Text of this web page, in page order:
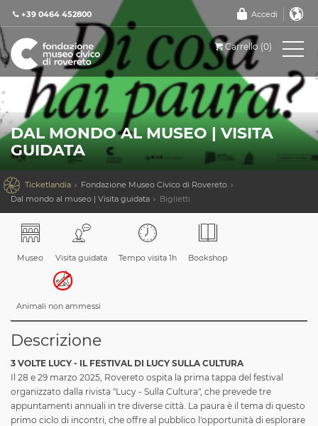
+39 0464 452800 Accedi
Carrello (0)
DAL MONDO AL MUSEO | VISITA
GUIDATA
 Ticketlandia
Fondazione Museo Civico di Rovereto
Dal mondo al museo | Visita guidata
Biglietti
Museo Visita guidata Tempo visita 1h Bookshop
Animali non ammessi
Descrizione
3 VOLTE LUCY - IL FESTIVAL DI LUCY SULLA CULTURA
Il 28 e 29 marzo 2025, Rovereto ospita la prima tappa del festival
organizzato dalla rivista "Lucy - Sulla Cultura", che prevede tre
appuntamenti annuali in tre diverse città. La paura è il tema di questo
primo ciclo di incontri, che offre al pubblico l'opportunità di esplorare